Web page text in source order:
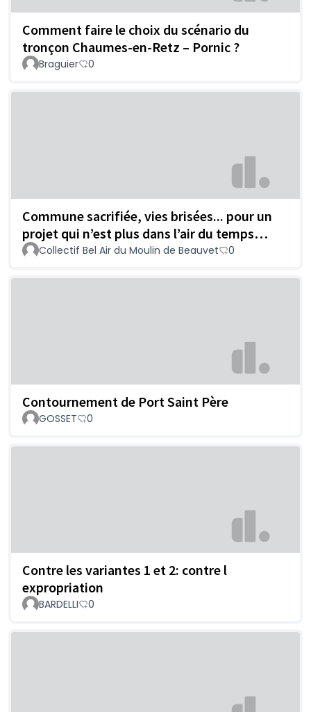
Comment faire le choix du scénario du
tronçon Chaumes-en-Retz – Pornic ?
Braguier 0
Commune sacrifiée, vies brisées... pour un
projet qui n’est plus dans l’air du temps…
Collectif Bel Air du Moulin de Beauvet 0
Contournement de Port Saint Père
GOSSET 0
Contre les variantes 1 et 2: contre l
expropriation
BARDELLI 0